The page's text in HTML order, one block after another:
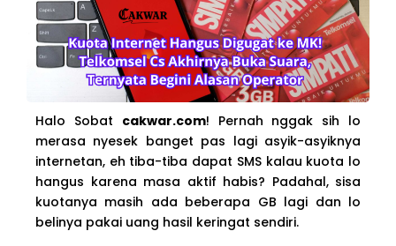
Halo Sobat cakwar.com! Pernah nggak sih lo
merasa nyesek banget pas lagi asyik-asyiknya
internetan, eh tiba-tiba dapat SMS kalau kuota lo
hangus karena masa aktif habis? Padahal, sisa
kuotanya masih ada beberapa GB lagi dan lo
belinya pakai uang hasil keringat sendiri.